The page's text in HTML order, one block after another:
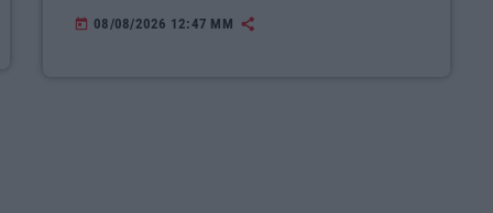
today 08/08/2026 12:47 ΜΜ